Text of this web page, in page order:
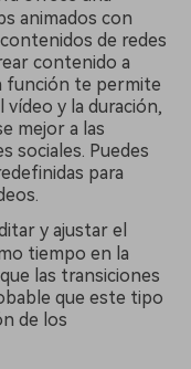
animados con
de redes
contenido a
función te permite
y la duración,
mejor a las
sociales. Puedes
para
y ajustar el
tiempo en la
las transiciones
que este tipo
de los